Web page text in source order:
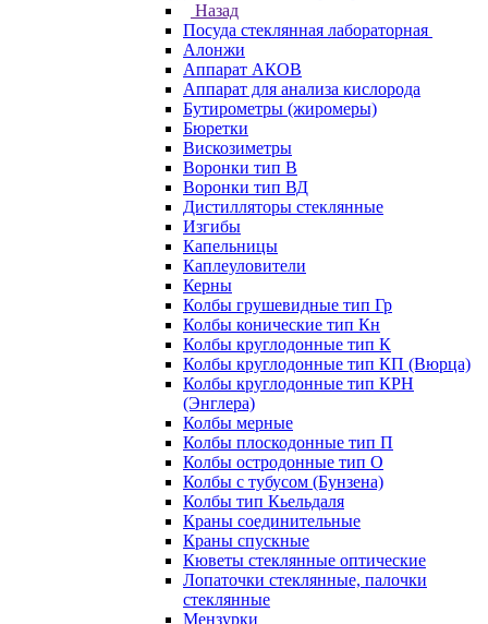
Назад
Посуда стеклянная лабораторная
Алонжи
Аппарат АКОВ
Аппарат для анализа кислорода
Бутирометры (жиромеры)
Бюретки
Вискозиметры
Воронки тип В
Воронки тип ВД
Дистилляторы стеклянные
Изгибы
Капельницы
Каплеуловители
Керны
Колбы грушевидные тип Гр
Колбы конические тип Кн
Колбы круглодонные тип К
Колбы круглодонные тип КП (Вюрца)
Колбы круглодонные тип КРН
(Энглера)
Колбы мерные
Колбы плоскодонные тип П
Колбы остродонные тип О
Колбы с тубусом (Бунзена)
Колбы тип Кьельдаля
Краны соединительные
Краны спускные
Кюветы стеклянные оптические
Лопаточки стеклянные, палочки
стеклянные
Мензурки